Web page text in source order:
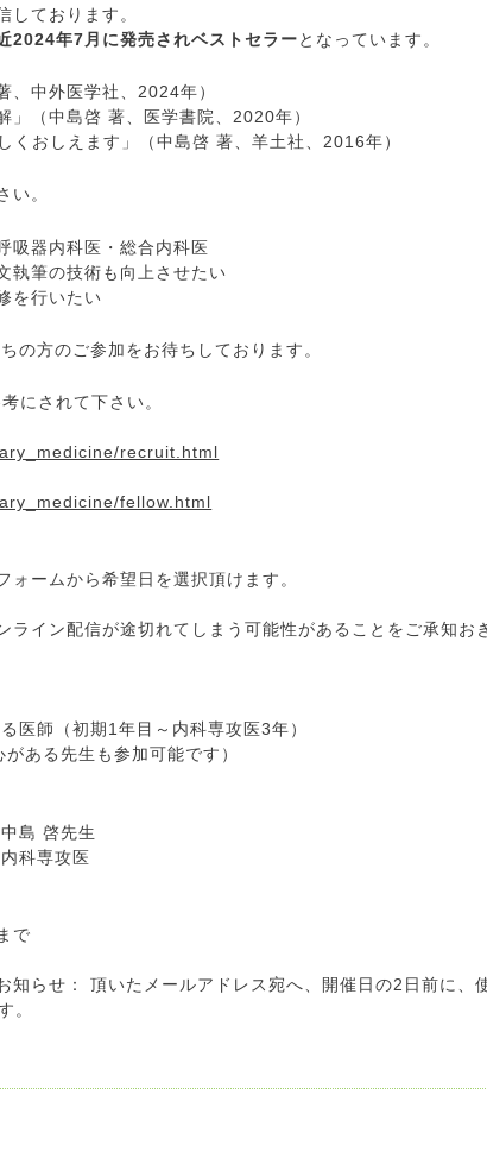
しております。
2024年7月に発売されベストセラーとなっています。
、中外医学社、2024年）
」（中島啓 著、医学書院、2020年）
くおしえます」（中島啓 著、羊土社、2016年）
い。
吸器内科医・総合内科医
執筆の技術も向上させたい
を行いたい
の方のご参加をお待ちしております。
にされて下さい。
recruit.html
fellow.html
ームから希望日を選択頂けます。
イン配信が途切れてしまう可能性があることをご承知お
医師（初期1年目～内科専攻医3年）
ある先生も参加可能です）
島 啓先生
専攻医
で
知らせ： 頂いたメールアドレス宛へ、開催日の2日前に、
。